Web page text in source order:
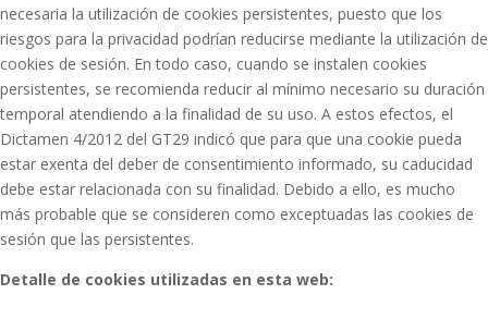
necesaria la utilización de cookies persistentes, puesto que los
riesgos para la privacidad podrían reducirse mediante la utilización de
cookies de sesión. En todo caso, cuando se instalen cookies
persistentes, se recomienda reducir al mínimo necesario su duración
temporal atendiendo a la finalidad de su uso. A estos efectos, el
Dictamen 4/2012 del GT29 indicó que para que una cookie pueda
estar exenta del deber de consentimiento informado, su caducidad
debe estar relacionada con su finalidad. Debido a ello, es mucho
más probable que se consideren como exceptuadas las cookies de
sesión que las persistentes.
Detalle de cookies utilizadas en esta web: